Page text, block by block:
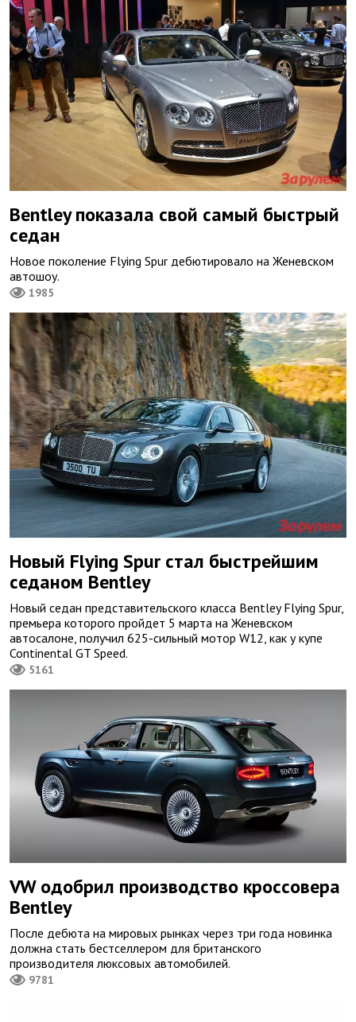
Bentley показала свой самый быстрый
седан
Новое поколение Flying Spur дебютировало на Женевском
автошоу.
1985
Новый Flying Spur стал быстрейшим
седаном Bentley
Новый седан представительского класса Bentley Flying Spur,
премьера которого пройдет 5 марта на Женевском
автосалоне, получил 625-сильный мотор W12, как у купе
Continental GT Speed.
5161
VW одобрил производство кроссовера
Bentley
После дебюта на мировых рынках через три года новинка
должна стать бестселлером для британского
производителя люксовых автомобилей.
9781